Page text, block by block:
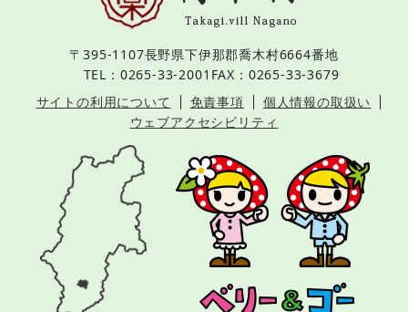
〒395-1107長野県下伊那郡喬木村6664番地
TEL：0265-33-2001 FAX：0265-33-3679
サイトの利用について
免責事項
個人情報の取扱い
ウェブアクセシビリティ